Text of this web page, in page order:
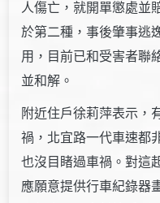
人傷亡，就開單懲處並
於第二種，事後肇事逃
用，目前已和受害者聯
並和解。
附近住戶徐莉萍表示，
禍，北宜路一代車速都
也沒目睹過車禍。對這
應願意提供行車紀錄器